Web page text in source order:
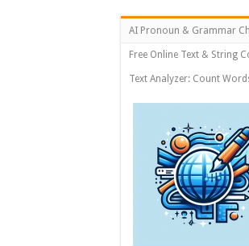
AI Pronoun & Grammar
Free Online Text & String
Text Analyzer: Count